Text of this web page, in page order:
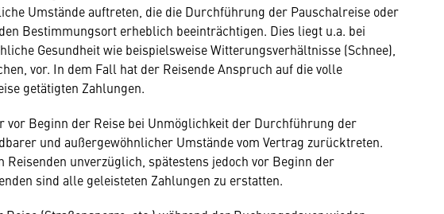
Umstände auftreten, die die Durchführung der Pauschalreise oder
Bestimmungsort erheblich beeinträchtigen. Dies liegt u.a. bei
Gesundheit wie beispielsweise Witterungsverhältnisse (Schnee),
vor. In dem Fall hat der Reisende Anspruch auf die volle
getätigten Zahlungen.
vor Beginn der Reise bei Unmöglichkeit der Durchführung der
und außergewöhnlicher Umstände vom Vertrag zurücktreten.
unverzüglich, spätestens jedoch vor Beginn der
sind alle geleisteten Zahlungen zu erstatten.